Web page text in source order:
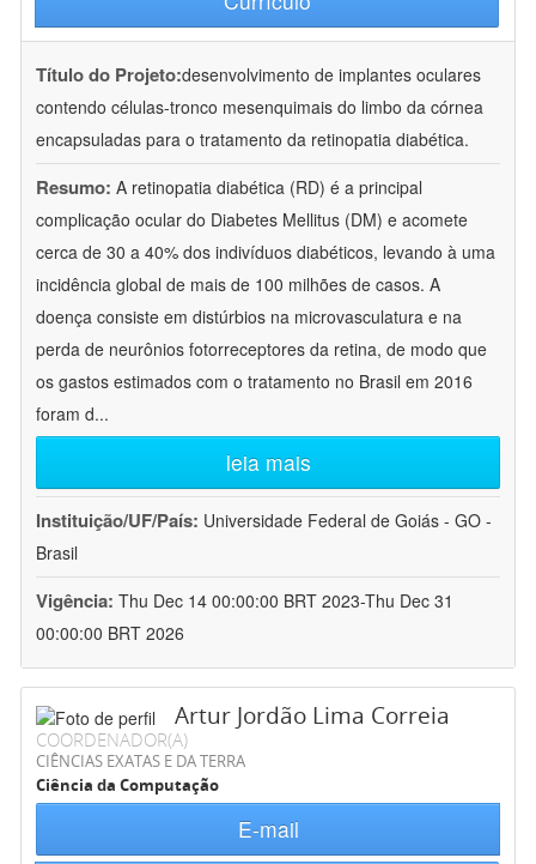
Título do Projeto:desenvolvimento de implantes oculares
contendo células-tronco mesenquimais do limbo da córnea
encapsuladas para o tratamento da retinopatia diabética.
Resumo: A retinopatia diabética (RD) é a principal
complicação ocular do Diabetes Mellitus (DM) e acomete
cerca de 30 a 40% dos indivíduos diabéticos, levando à uma
incidência global de mais de 100 milhões de casos. A
doença consiste em distúrbios na microvasculatura e na
perda de neurônios fotorreceptores da retina, de modo que
os gastos estimados com o tratamento no Brasil em 2016
foram d...
leia mais
Instituição/UF/País: Universidade Federal de Goiás - GO -
Brasil
Vigência: Thu Dec 14 00:00:00 BRT 2023-Thu Dec 31
00:00:00 BRT 2026
Artur Jordão Lima Correia
COORDENADOR(A)
CIÊNCIAS EXATAS E DA TERRA
Ciência da Computação
E-mail